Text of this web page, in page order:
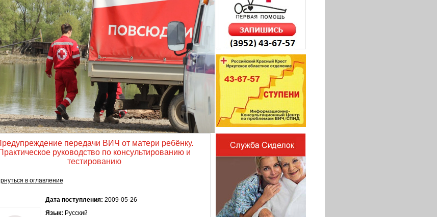
передачи ВИЧ от матери ребёнку.
руководство по консультированию и
тестированию
в оглавление
Дата поступления: 2009-05-26
Язык: Русский